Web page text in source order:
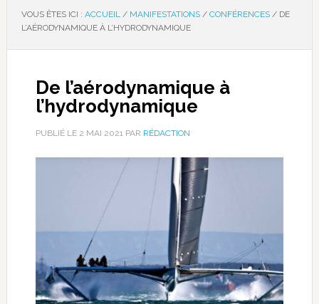
VOUS ÊTES ICI : ACCUEIL / MANIFESTATIONS / CONFÉRENCES /DE
L’AÉRODYNAMIQUE À L’HYDRODYNAMIQUE
De l’aérodynamique à
l’hydrodynamique
PUBLIÉ LE 2 MAI 2021PAR RÉDACTION